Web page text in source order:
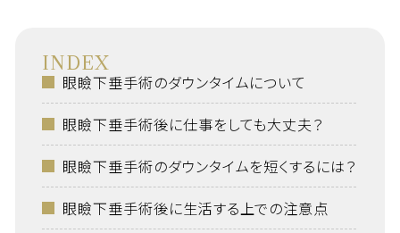
INDEX
眼瞼下垂手術のダウンタイムについて
眼瞼下垂手術後に仕事をしても大丈夫？
眼瞼下垂手術のダウンタイムを短くするには？
眼瞼下垂手術後に生活する上での注意点